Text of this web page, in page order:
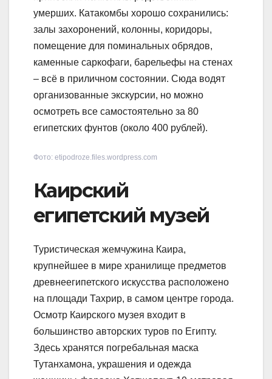
умерших. Катакомбы хорошо сохранились:
залы захоронений, колонны, коридоры,
помещение для поминальных обрядов,
каменные саркофаги, барельефы на стенах
– всё в приличном состоянии. Сюда водят
организованные экскурсии, но можно
осмотреть все самостоятельно за 80
египетских фунтов (около 400 рублей).
Фото: etipodroze.files.wordpress.com
Каирский
египетский музей
Туристическая жемчужина Каира,
крупнейшее в мире хранилище предметов
древнеегипетского искусства расположено
на площади Тахрир, в самом центре города.
Осмотр Каирского музея входит в
большинство авторских туров по Египту.
Здесь хранятся погребальная маска
Тутанхамона, украшения и одежда